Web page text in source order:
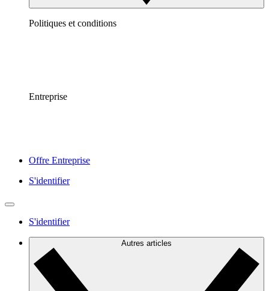
Politiques et conditions
Entreprise
Offre Entreprise
S'identifier
S'identifier
Autres articles